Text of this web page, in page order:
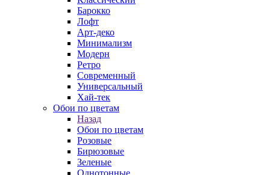
Барокко
Лофт
Арт-деко
Минимализм
Модерн
Ретро
Современный
Универсальный
Хай-тек
Обои по цветам
Назад
Обои по цветам
Розовые
Бирюзовые
Зеленые